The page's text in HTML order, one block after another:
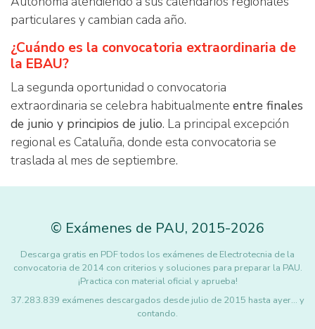
particulares y cambian cada año.
¿Cuándo es la convocatoria extraordinaria de
la EBAU?
La segunda oportunidad o convocatoria
extraordinaria se celebra habitualmente entre finales
de junio y principios de julio. La principal excepción
regional es Cataluña, donde esta convocatoria se
traslada al mes de septiembre.
© Exámenes de PAU, 2015-2026
Descarga gratis en PDF todos los exámenes de Electrotecnia de la
convocatoria de 2014 con criterios y soluciones para preparar la PAU.
¡Practica con material oficial y aprueba!
37.283.839 exámenes descargados desde julio de 2015 hasta ayer... y
contando.